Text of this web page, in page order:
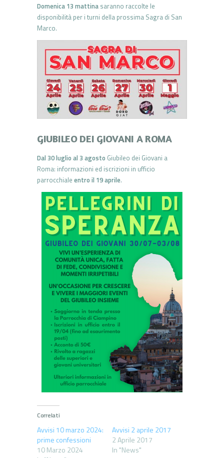
Domenica 13 mattina saranno raccolte le
disponibilità per i turni della prossima Sagra di San
Marco.
GIUBILEO DEI GIOVANI A ROMA
Dal 30 luglio al 3 agosto Giubileo dei Giovani a
Roma: informazioni ed iscrizioni in ufficio
parrocchiale entro il 19 aprile.
Correlati
Avvisi 10 marzo 2024:
prime confessioni
10 Marzo 2024
Avvisi 2 aprile 2017
2 Aprile 2017
In "News"